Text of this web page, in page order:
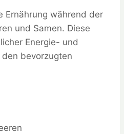
Ernährung während der
und Samen. Diese
Energie- und
bevorzugten